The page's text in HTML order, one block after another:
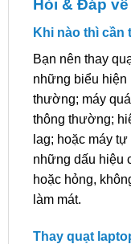
Hỏi & Đáp
Khi nào thì cần
Bạn nên thay
những biểu hiện
thường; máy
thông thường;
lag; hoặc máy
những dấu hiệu
hoặc hỏng,
làm mát.
Thay quạt